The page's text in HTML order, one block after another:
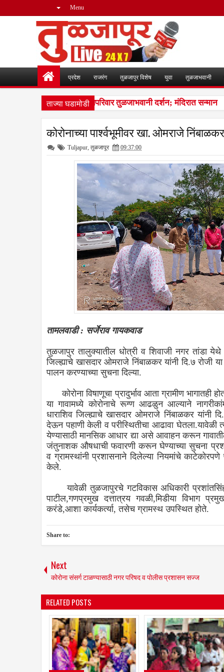
Menu
प्रदेश राजरंग तुळजापुर विशेष युवा तुळजाभवानी
ताज्या घडामोडी
जिजाऊंच्या वंशजांचे सपरिवार तुळजाभवानी दर्शन; मंदिरात सन्मान
कोरोनाच्या पार्श्वभूमीवर खा. ओमराजे
Tuljapur, तुळजापूर 09:37:00
तामलवाडी : सर्जेराव गायकवाड
तुळजापुर तालुक्यातील धोत्री व शिवाजी नगर तांडा येथे
जिल्ह्याचे खासदार ओमराजे निंबाळकर यांनी दि.७ रोजी
पालन करण्याच्या सुचना दिल्या.
कोरोना विषाणूचा प्रादुर्भाव आता ग्रामीण भागातही
या गावामध्ये कोरोनाचे रूग्ण आढळुन आल्याने
धाराशिव जिल्ह्याचे खासदार ओमराजे निंबाळकर यांनी
देऊन पहाणी केली व परीस्थितीचा आढावा घेतला.यावेळी
येण्यासाठी मानसिक आधार द्या असे आवाहन करून
जंतुनाशक औषधाची फवारणी करून घेण्याच्या सुचना
व ग्रामस्थांनी प्रशासनाने दिलेल्या नियमांचे
केले.
यावेळी तुळजापुरचे गटविकास अधिकारी प्रशांतसिंह
पाटील,गणप्रमुख दत्तात्रय गवळी,मिडीया विभाग
करंडे,आशा कार्यकर्त्या, तसेच ग्रामस्थ उपस्थित होते.
Share to:
Next
कोरोना संसर्ग टाळण्यासाठी नगर परिषद व पोलीस प्रशासन सज्ज
RELATED POSTS